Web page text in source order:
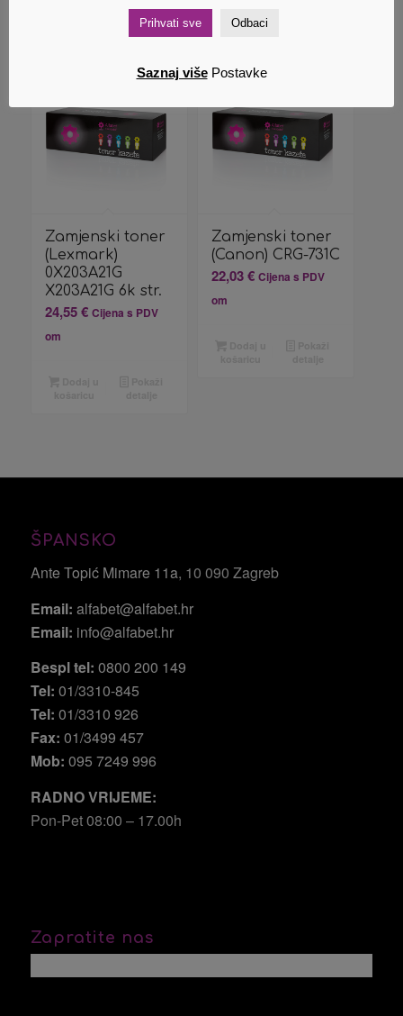
košaricu
Zamjenski toner
(Lexmark)
0X203A21G
X203A21G 6k str.
24,55€ Cijena s PDV
om
Zamjenski toner
(Canon) CRG-731C
22,03€ Cijena s PDV
om
ŠPANSKO
Ante Topić Mimare 11a, 10 090 Zagreb
Email: alfabet@alfabet.hr
Email: info@alfabet.hr
Bespl tel: 0800 200 149
Tel: 01/3310-845
Tel: 01/3310 926
Fax: 01/3499 457
Mob: 095 7249 996
RADNO VRIJEME:
Pon-Pet 08:00 – 17.00h
Zapratite nas
Prihvati sve Odbaci
Saznaj više Postavke